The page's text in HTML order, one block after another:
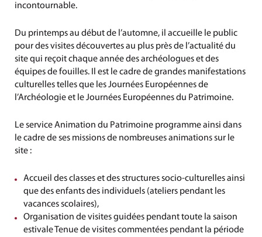
incontournable.
Du printemps au début de l’automne, il accueille le public
pour des visites découvertes au plus près de l’actualité du
site qui reçoit chaque année des archéologues et des
équipes de fouilles. Il est le cadre de grandes manifestations
culturelles telles que les Journées Européennes de
l’Archéologie et le Journées Européennes du Patrimoine.
Le service Animation du Patrimoine programme ainsi dans
le cadre de ses missions de nombreuses animations sur le
site :
Accueil des classes et des structures socio-culturelles ainsi
que des enfants des individuels (ateliers pendant les
vacances scolaires),
Organisation de visites guidées pendant toute la saison
estivale Tenue de visites commentées pendant la période